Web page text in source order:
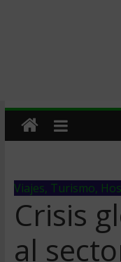
Viajes, Turismo,
Crisis
al